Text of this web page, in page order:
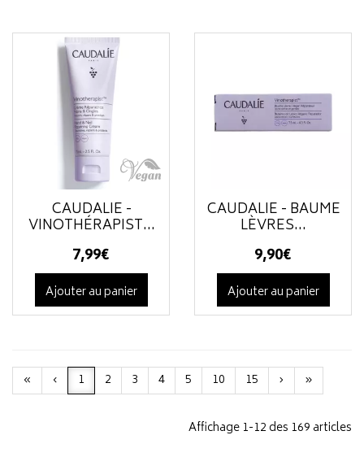
CAUDALIE -
VINOTHÉRAPIST...
7,99€
Ajouter au panier
CAUDALIE - BAUME
LÈVRES...
9,90€
Ajouter au panier
« ‹ 1 2 3 4 5 10 15 › »
Affichage 1-12 des 169 articles